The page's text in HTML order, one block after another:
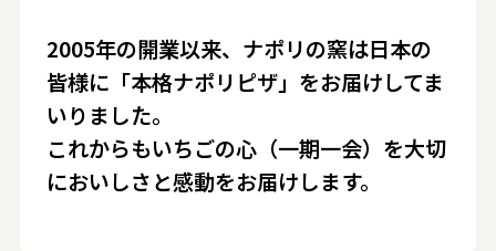
2005年の開業以来、ナポリの窯は日本の
皆様に「本格ナポリピザ」をお届けしてま
いりました。
これからもいちごの心（一期一会）を大切
においしさと感動をお届けします。